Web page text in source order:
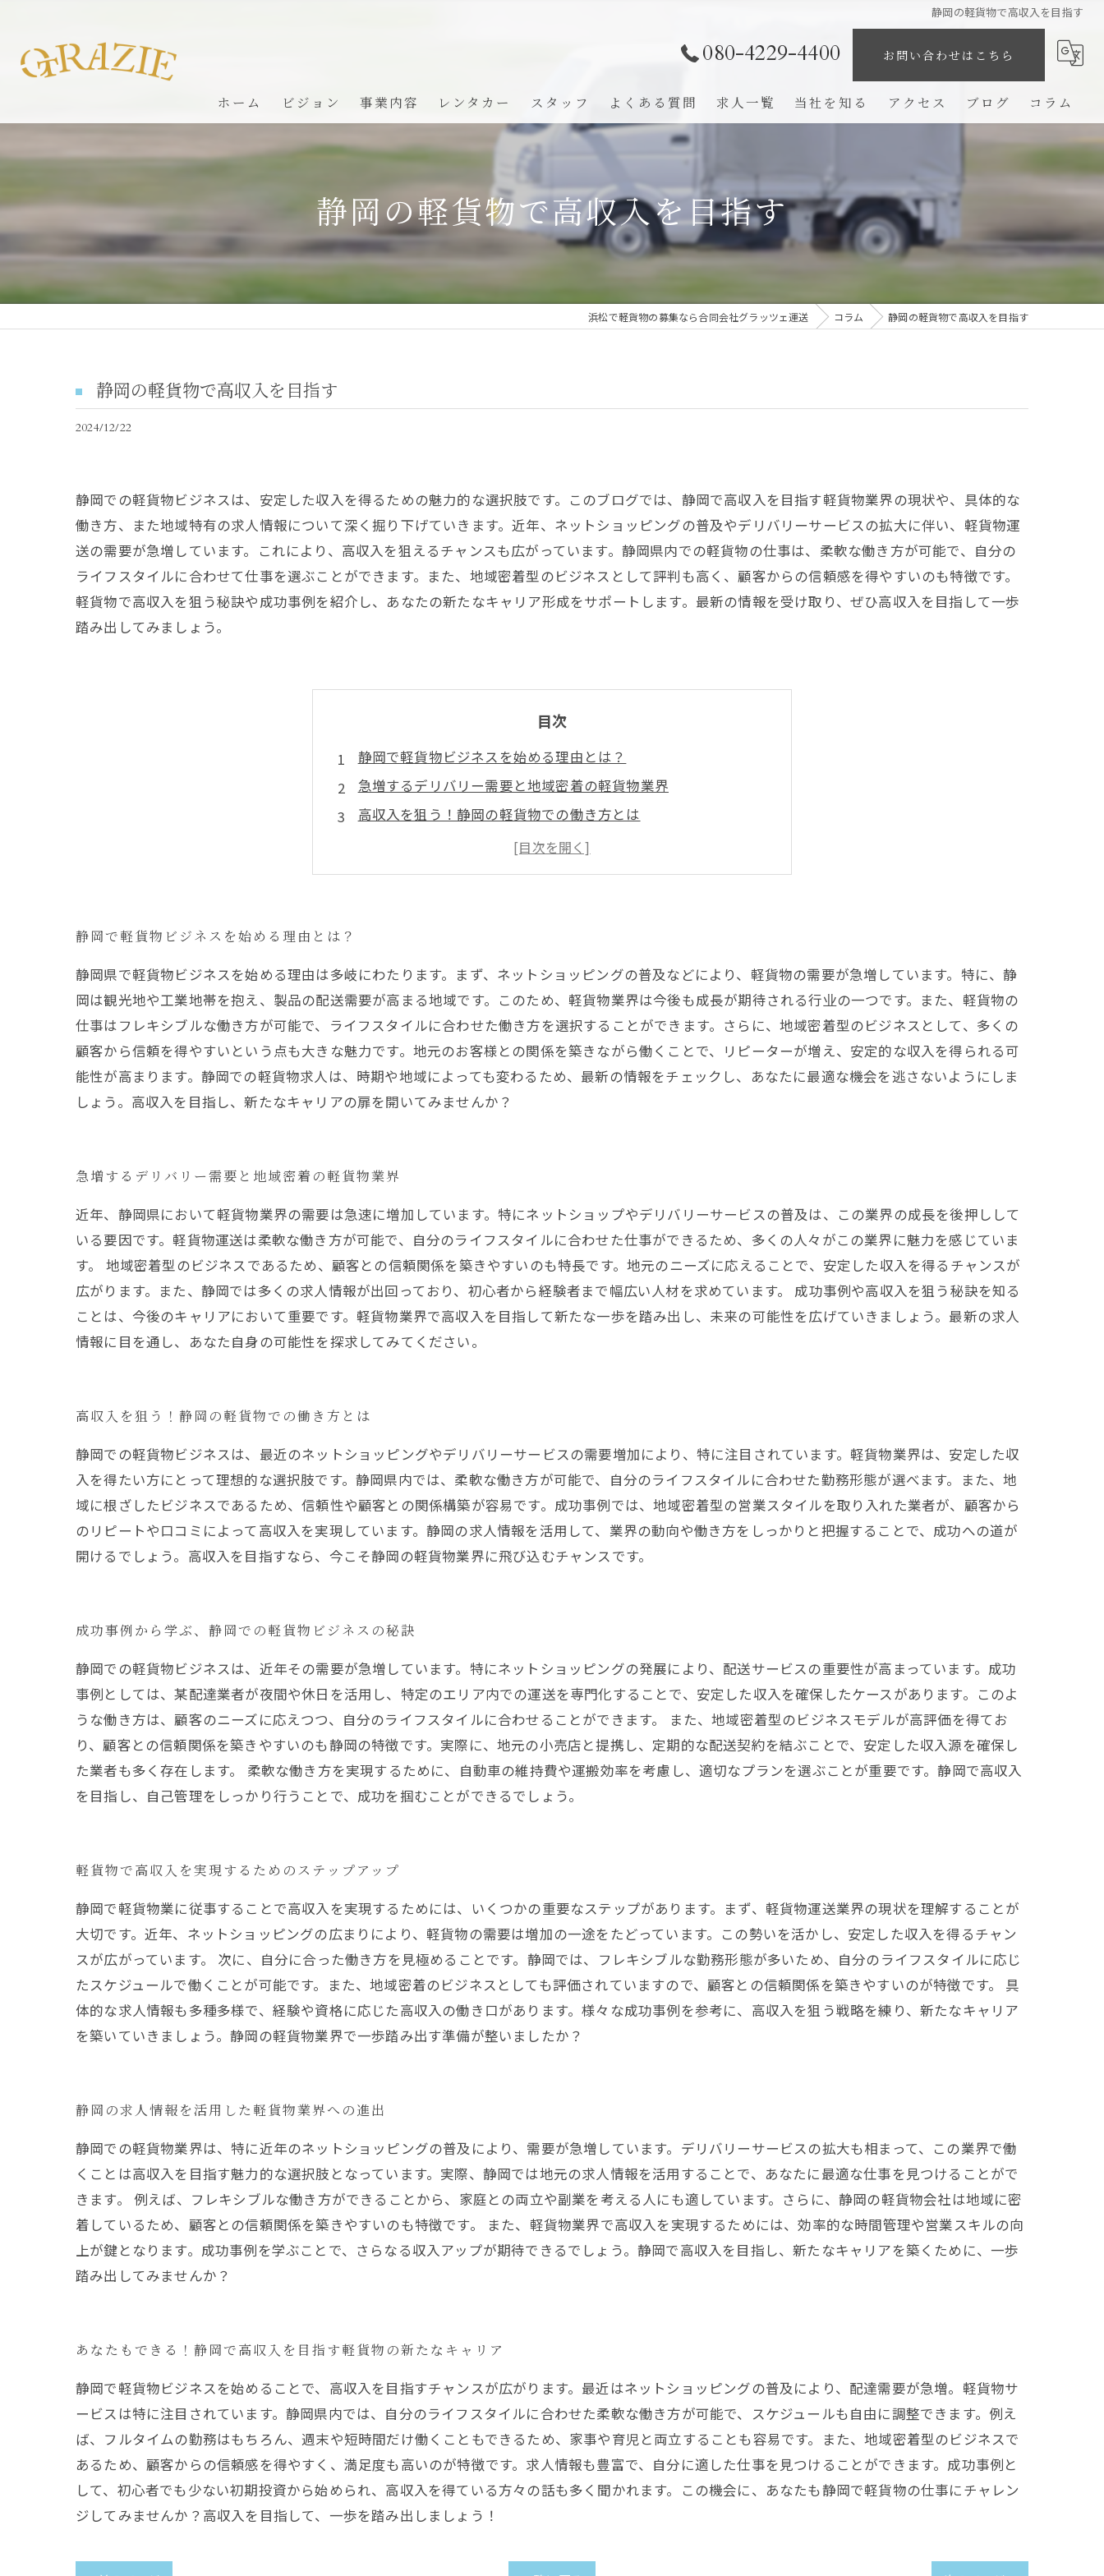
静岡の軽貨物で高収入を目指す
080-4229-4400 お問い合わせはこちら
ホーム ビジョン 事業内容 レンタカー スタッフ よくある質問 求人一覧 当社を知る
未経験
ドライバー
完全歩合制
アクセス ブログ コラム
静岡の軽貨物で高収入を目指す
浜松で軽貨物の募集なら合同会社グラッツェ運送 コラム 静岡の軽貨物で高収入を目指す
静岡の軽貨物で高収入を目指す
2024/12/22
静岡での軽貨物ビジネスは、安定した収入を得るための魅力的な選択肢です。このブログでは、静岡で高収入を目指す軽貨物業界の現状や、具体的な
働き方、また地域特有の求人情報について深く掘り下げていきます。近年、ネットショッピングの普及やデリバリーサービスの拡大に伴い、軽貨物運
送の需要が急増しています。これにより、高収入を狙えるチャンスも広がっています。静岡県内での軽貨物の仕事は、柔軟な働き方が可能で、自分の
ライフスタイルに合わせて仕事を選ぶことができます。また、地域密着型のビジネスとして評判も高く、顧客からの信頼感を得やすいのも特徴です。
軽貨物で高収入を狙う秘訣や成功事例を紹介し、あなたの新たなキャリア形成をサポートします。最新の情報を受け取り、ぜひ高収入を目指して一歩
踏み出してみましょう。
目次
静岡で軽貨物ビジネスを始める理由とは？
急増するデリバリー需要と地域密着の軽貨物業界
高収入を狙う！静岡の軽貨物での働き方とは
成功事例から学ぶ、静岡での軽貨物ビジネスの秘訣
軽貨物で高収入を実現するためのステップアップ
静岡で軽貨物ビジネスを始める理由とは？
静岡県で軽貨物ビジネスを始める理由は多岐にわたります。まず、ネットショッピングの普及などにより、軽貨物の需要が急増しています。特に、静
岡は観光地や工業地帯を抱え、製品の配送需要が高まる地域です。このため、軽貨物業界は今後も成長が期待される行业の一つです。また、軽貨物の
仕事はフレキシブルな働き方が可能で、ライフスタイルに合わせた働き方を選択することができます。さらに、地域密着型のビジネスとして、多くの
顧客から信頼を得やすいという点も大きな魅力です。地元のお客様との関係を築きながら働くことで、リピーターが増え、安定的な収入を得られる可
能性が高まります。静岡での軽貨物求人は、時期や地域によっても変わるため、最新の情報をチェックし、あなたに最適な機会を逃さないようにしま
しょう。高収入を目指し、新たなキャリアの扉を開いてみませんか？
急増するデリバリー需要と地域密着の軽貨物業界
近年、静岡県において軽貨物業界の需要は急速に増加しています。特にネットショップやデリバリーサービスの普及は、この業界の成長を後押しして
いる要因です。軽貨物運送は柔軟な働き方が可能で、自分のライフスタイルに合わせた仕事ができるため、多くの人々がこの業界に魅力を感じていま
す。 地域密着型のビジネスであるため、顧客との信頼関係を築きやすいのも特長です。地元のニーズに応えることで、安定した収入を得るチャンスが
広がります。また、静岡では多くの求人情報が出回っており、初心者から経験者まで幅広い人材を求めています。 成功事例や高収入を狙う秘訣を知る
ことは、今後のキャリアにおいて重要です。軽貨物業界で高収入を目指して新たな一歩を踏み出し、未来の可能性を広げていきましょう。最新の求人
情報に目を通し、あなた自身の可能性を探求してみてください。
高収入を狙う！静岡の軽貨物での働き方とは
静岡での軽貨物ビジネスは、最近のネットショッピングやデリバリーサービスの需要増加により、特に注目されています。軽貨物業界は、安定した収
入を得たい方にとって理想的な選択肢です。静岡県内では、柔軟な働き方が可能で、自分のライフスタイルに合わせた勤務形態が選べます。また、地
域に根ざしたビジネスであるため、信頼性や顧客との関係構築が容易です。成功事例では、地域密着型の営業スタイルを取り入れた業者が、顧客から
のリピートや口コミによって高収入を実現しています。静岡の求人情報を活用して、業界の動向や働き方をしっかりと把握することで、成功への道が
開けるでしょう。高収入を目指すなら、今こそ静岡の軽貨物業界に飛び込むチャンスです。
成功事例から学ぶ、静岡での軽貨物ビジネスの秘訣
静岡での軽貨物ビジネスは、近年その需要が急増しています。特にネットショッピングの発展により、配送サービスの重要性が高まっています。成功
事例としては、某配達業者が夜間や休日を活用し、特定のエリア内での運送を専門化することで、安定した収入を確保したケースがあります。このよ
うな働き方は、顧客のニーズに応えつつ、自分のライフスタイルに合わせることができます。 また、地域密着型のビジネスモデルが高評価を得てお
り、顧客との信頼関係を築きやすいのも静岡の特徴です。実際に、地元の小売店と提携し、定期的な配送契約を結ぶことで、安定した収入源を確保し
た業者も多く存在します。 柔軟な働き方を実現するために、自動車の維持費や運搬効率を考慮し、適切なプランを選ぶことが重要です。静岡で高収入
を目指し、自己管理をしっかり行うことで、成功を掴むことができるでしょう。
軽貨物で高収入を実現するためのステップアップ
静岡で軽貨物業に従事することで高収入を実現するためには、いくつかの重要なステップがあります。まず、軽貨物運送業界の現状を理解することが
大切です。近年、ネットショッピングの広まりにより、軽貨物の需要は増加の一途をたどっています。この勢いを活かし、安定した収入を得るチャン
スが広がっています。 次に、自分に合った働き方を見極めることです。静岡では、フレキシブルな勤務形態が多いため、自分のライフスタイルに応じ
たスケジュールで働くことが可能です。また、地域密着のビジネスとしても評価されていますので、顧客との信頼関係を築きやすいのが特徴です。 具
体的な求人情報も多種多様で、経験や資格に応じた高収入の働き口があります。様々な成功事例を参考に、高収入を狙う戦略を練り、新たなキャリア
を築いていきましょう。静岡の軽貨物業界で一歩踏み出す準備が整いましたか？
静岡の求人情報を活用した軽貨物業界への進出
静岡での軽貨物業界は、特に近年のネットショッピングの普及により、需要が急増しています。デリバリーサービスの拡大も相まって、この業界で働
くことは高収入を目指す魅力的な選択肢となっています。実際、静岡では地元の求人情報を活用することで、あなたに最適な仕事を見つけることがで
きます。 例えば、フレキシブルな働き方ができることから、家庭との両立や副業を考える人にも適しています。さらに、静岡の軽貨物会社は地域に密
着しているため、顧客との信頼関係を築きやすいのも特徴です。 また、軽貨物業界で高収入を実現するためには、効率的な時間管理や営業スキルの向
上が鍵となります。成功事例を学ぶことで、さらなる収入アップが期待できるでしょう。静岡で高収入を目指し、新たなキャリアを築くために、一歩
踏み出してみませんか？
あなたもできる！静岡で高収入を目指す軽貨物の新たなキャリア
静岡で軽貨物ビジネスを始めることで、高収入を目指すチャンスが広がります。最近はネットショッピングの普及により、配達需要が急増。軽貨物サ
ービスは特に注目されています。静岡県内では、自分のライフスタイルに合わせた柔軟な働き方が可能で、スケジュールも自由に調整できます。例え
ば、フルタイムの勤務はもちろん、週末や短時間だけ働くこともできるため、家事や育児と両立することも容易です。また、地域密着型のビジネスで
あるため、顧客からの信頼感を得やすく、満足度も高いのが特徴です。求人情報も豊富で、自分に適した仕事を見つけることができます。成功事例と
して、初心者でも少ない初期投資から始められ、高収入を得ている方々の話も多く聞かれます。この機会に、あなたも静岡で軽貨物の仕事にチャレン
ジしてみませんか？高収入を目指して、一歩を踏み出しましょう！